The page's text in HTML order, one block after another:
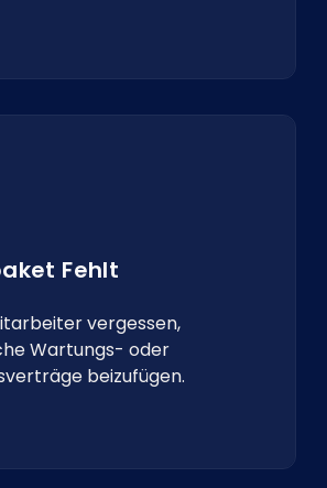
Fehlt
vergessen,
Wartungs- oder
beizufügen.